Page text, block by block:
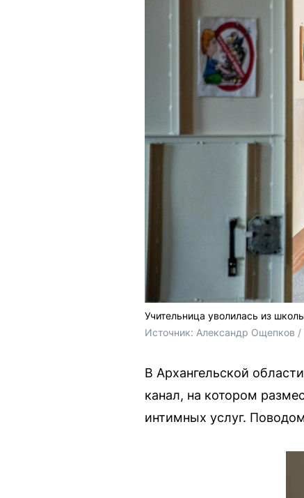
Учительница уволилась из
Источник: Александр Ощепков /
В Архангельской
канал, на котором
интимных услуг.